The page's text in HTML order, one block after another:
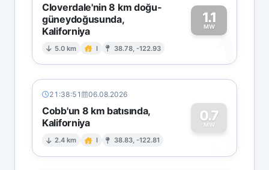
Cloverdale'nin 8 km doğu-
güneydoğusunda,
Kaliforniya
5.0 km I 38.78, -122.93
1.1
MW
1
21:38:51 06.08.2026
Cobb'un 8 km batısında,
Kaliforniya
2.4 km I 38.83, -122.81
0.7
MW
0